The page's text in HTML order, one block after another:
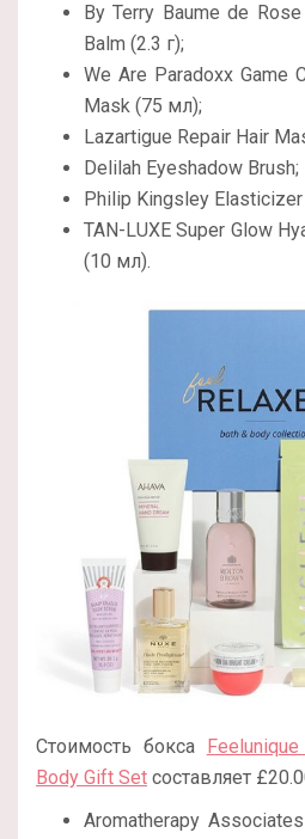
By Terry Baume de
Balm (2.3 г);
We Are Paradoxx Game
Mask (75 мл);
Lazartigue Repair Hair
Delilah Eyeshadow Brush;
Philip Kingsley
TAN-LUXE Super Glow
(10 мл).
Стоимость бокса
Body Gift Set составляет
Aromatherapy